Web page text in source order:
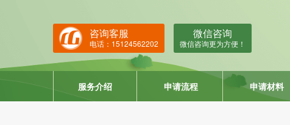
ISO13485
咨询客服
电话：15124562202
微信咨询
微信咨询更为方便！
服务介绍 申请流程 申请材料